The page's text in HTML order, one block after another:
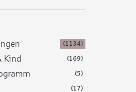
(1134)
Kind (169)
(5)
(17)